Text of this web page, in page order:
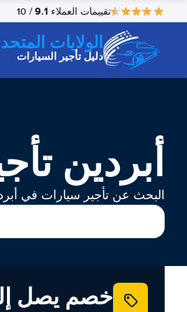
تقييمات العملاء 9.1
/ 10
الولايات
دليل تأجير السيارات
أبردين
البحث عن تأجير سيارات في